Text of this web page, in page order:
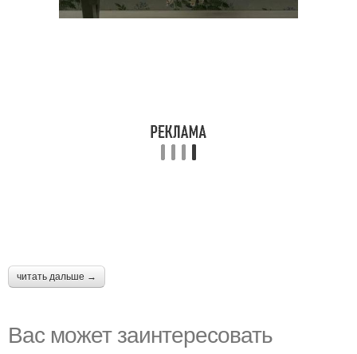
читать дальше →
Вас может заинтересовать